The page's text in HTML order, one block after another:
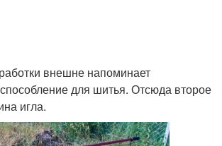
внешне напоминает
для шитья. Отсюда второе
игла.